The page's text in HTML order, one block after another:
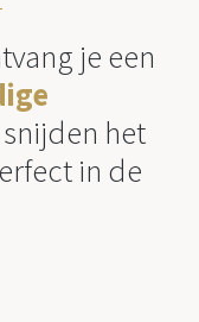
je een
het
in de